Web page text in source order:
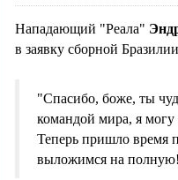
Нападающий "Реала"
в заявку сборной
"Спасибо, боже, ты
командой мира, я могу
Теперь пришло время
выложимся на